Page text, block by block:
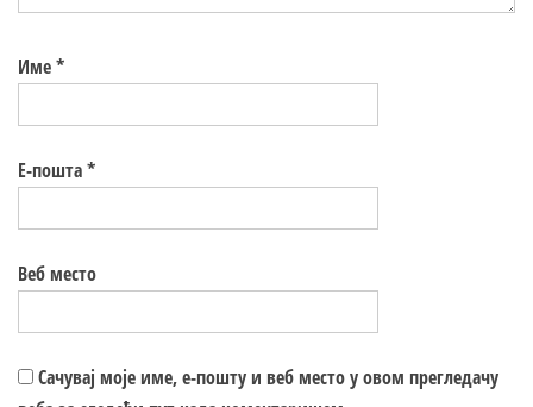
Име*
Е-пошта*
Веб место
Сачувај моје име, е-пошту и веб место у овом прегледачу